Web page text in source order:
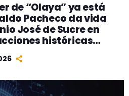
de “Olaya” ya está
Pacheco da vida
José de Sucre en
históricas
cine peruano